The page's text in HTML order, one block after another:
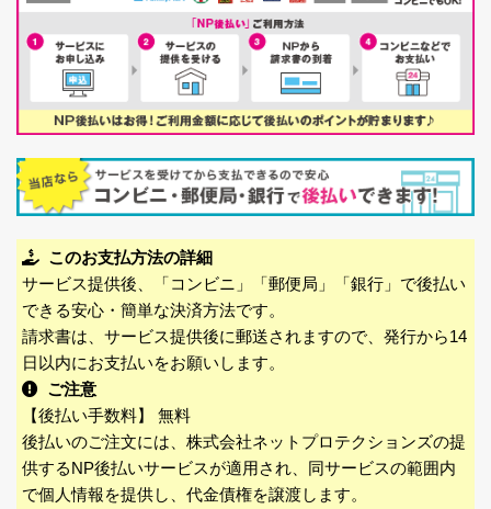
このお支払方法の詳細
サービス提供後、「コンビニ」「郵便局」「銀行」で後払い
できる安心・簡単な決済方法です。
請求書は、サービス提供後に郵送されますので、発行から14
日以内にお支払いをお願いします。
ご注意
【後払い手数料】 無料
後払いのご注文には、株式会社ネットプロテクションズの提
供するNP後払いサービスが適用され、同サービスの範囲内
で個人情報を提供し、代金債権を譲渡します。